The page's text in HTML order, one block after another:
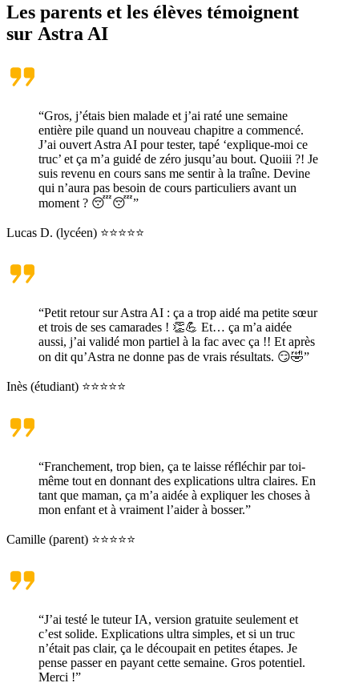
Les parents et les élèves témoignent
sur Astra AI
“Gros, j’étais bien malade et j’ai raté une semaine
entière pile quand un nouveau chapitre a commencé.
J’ai ouvert Astra AI pour tester, tapé ‘explique-moi ce
truc’ et ça m’a guidé de zéro jusqu’au bout. Quoiii ?! Je
suis revenu en cours sans me sentir à la traîne. Devine
qui n’aura pas besoin de cours particuliers avant un
moment ? 😴😴”
Lucas D. (lycéen) ⭐⭐⭐⭐⭐
“Petit retour sur Astra AI : ça a trop aidé ma petite sœur
et trois de ses camarades ! 👏💪 Et… ça m’a aidée
aussi, j’ai validé mon partiel à la fac avec ça !! Et après
on dit qu’Astra ne donne pas de vrais résultats. 😏🤣”
Inès (étudiant) ⭐⭐⭐⭐⭐
“Franchement, trop bien, ça te laisse réfléchir par toi-
même tout en donnant des explications ultra claires. En
tant que maman, ça m’a aidée à expliquer les choses à
mon enfant et à vraiment l’aider à bosser.”
Camille (parent) ⭐⭐⭐⭐⭐
“J’ai testé le tuteur IA, version gratuite seulement et
c’est solide. Explications ultra simples, et si un truc
n’était pas clair, ça le découpait en petites étapes. Je
pense passer en payant cette semaine. Gros potentiel.
Merci !”